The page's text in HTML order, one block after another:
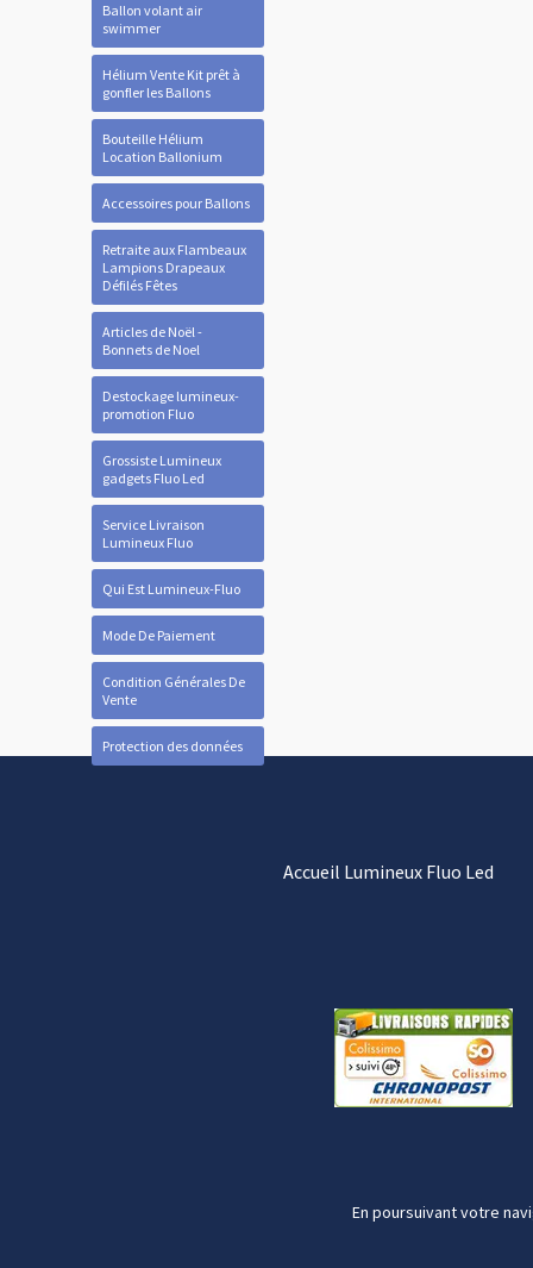
Ballon volant air
swimmer
Hélium Vente Kit prêt à
gonfler les Ballons
Bouteille Hélium
Location Ballonium
Accessoires pour Ballons
Retraite aux Flambeaux
Lampions Drapeaux
Défilés Fêtes
Articles de Noël -
Bonnets de Noel
Destockage lumineux-
promotion Fluo
Grossiste Lumineux
gadgets Fluo Led
Service Livraison
Lumineux Fluo
Qui Est Lumineux-Fluo
Mode De Paiement
Condition Générales De
Vente
Protection des données
Accueil Lumineux Fluo Led
En poursuivant votre